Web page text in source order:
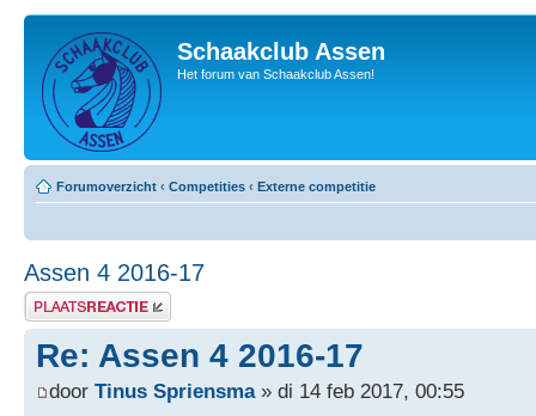
Schaakclub Assen
Het forum van Schaakclub Assen!
Forumoverzicht ‹ Competities ‹ Externe competitie
Assen 4 2016-17
Plaats een reactie
Re: Assen 4 2016-17
door Tinus Spriensma» di 14 feb 2017, 00:55